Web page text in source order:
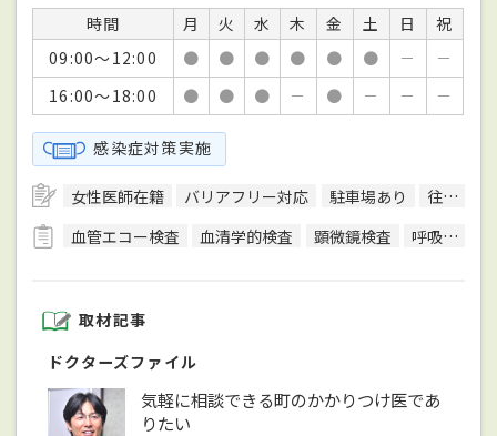
時間 月 火 水 木 金 土 日
祝
09:00～12:00
● ● ● ● ● ● －
－
16:00～18:00
● ● ● － ● － － －
感染症対策実施
女性医師在籍 バリアフリー対応 駐車場あり 往診可
血管エコー検査
血清学的検査 顕微鏡検査 呼吸機能検査（スパイロメトリー）
取材記事
ドクターズファイル
気軽に相談できる町のかかりつけ医であ
りたい